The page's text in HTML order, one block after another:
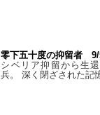
零下五十度の抑留者 9/
シベリア抑留から生
兵。 深く閉ざされた記